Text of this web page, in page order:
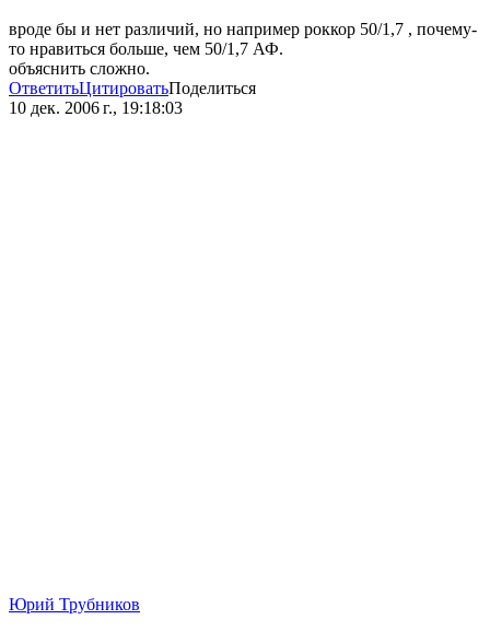
вроде бы и нет различий, но например роккор 50/1,7 , почему-
то нравиться больше, чем 50/1,7 АФ.
объяснить сложно.
ОтветитьЦитироватьПоделиться
10 дек. 2006 г., 19:18:03
Юрий Трубников